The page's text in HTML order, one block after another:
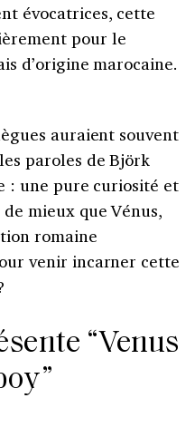
évocatrices, cette
pour le
d’origine marocaine.
auraient souvent
paroles de Björk
: une pure curiosité et
mieux que Vénus,
romaine
venir incarner cette
“Venus